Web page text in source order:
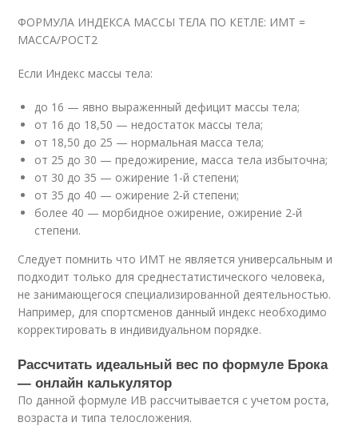
ФОРМУЛА ИНДЕКСА МАССЫ ТЕЛА ПО КЕТЛЕ: ИМТ =
МАССА/РОСТ2
Если Индекс массы тела:
до 16 — явно выраженный дефицит массы тела;
от 16 до 18,50 — недостаток массы тела;
от 18,50 до 25 — нормальная масса тела;
от 25 до 30 — предожирение, масса тела избыточна;
от 30 до 35 — ожирение 1-й степени;
от 35 до 40 — ожирение 2-й степени;
более 40 — морбидное ожирение, ожирение 2-й
степени.
Следует помнить что ИМТ не является универсальным и
подходит только для среднестатистического человека,
не занимающегося специализированной деятельностью.
Например, для спортсменов данный индекс необходимо
корректировать в индивидуальном порядке.
Рассчитать идеальный вес по формуле Брока
— онлайн калькулятор
По данной формуле ИВ рассчитывается с учетом роста,
возраста и типа телосложения.